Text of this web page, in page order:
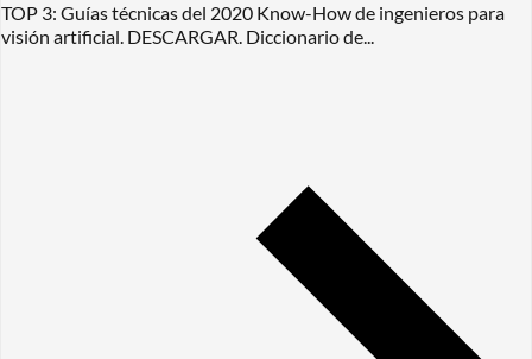
TOP 3: Guías técnicas del 2020 Know-How de ingenieros para
visión artificial. DESCARGAR. Diccionario de...